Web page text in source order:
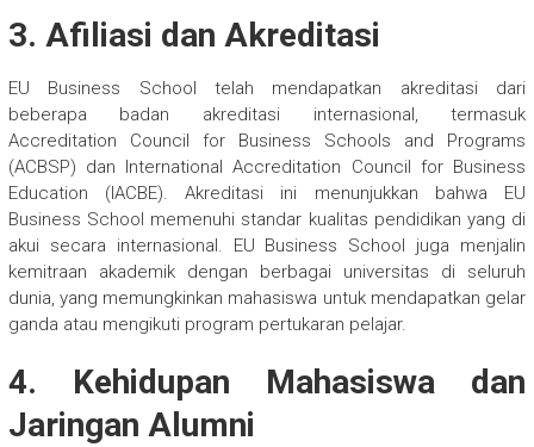
3. Afiliasi dan Akreditasi
EU Business School telah mendapatkan akreditasi dari
beberapa badan akreditasi internasional, termasuk
Accreditation Council for Business Schools and Programs
(ACBSP) dan International Accreditation Council for Business
Education (IACBE). Akreditasi ini menunjukkan bahwa EU
Business School memenuhi standar kualitas pendidikan yang di
akui secara internasional. EU Business School juga menjalin
kemitraan akademik dengan berbagai universitas di seluruh
dunia, yang memungkinkan mahasiswa untuk mendapatkan gelar
ganda atau mengikuti program pertukaran pelajar.
4. Kehidupan Mahasiswa dan
Jaringan Alumni